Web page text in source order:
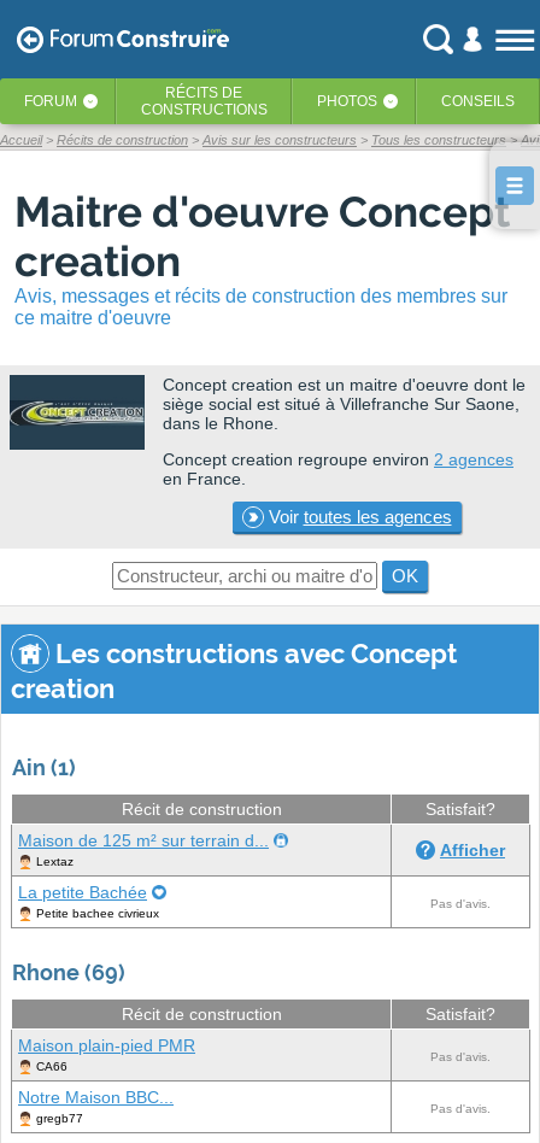
FORUM ‹ RÉCITS DE
CONSTRUCTIONS
PHOTOS ‹ CONSEILS
Accueil Récits de construction Avis sur les constructeurs Tous les constructeurs
Maitre d'oeuvre Concept
creation
Avis, messages et récits de construction des membres sur
ce maitre d'oeuvre
Concept creation est un maitre d'oeuvre dont le
siège social est situé à Villefranche Sur Saone,
dans le Rhone.
Concept creation regroupe environ 2 agences
en France.
Voir toutes les agences
OK
Les constructions avec Concept
creation
Ain (1)
Récit de construction
Satisfait?
Maison de 125 m² sur terrain d...
Lextaz
Afficher
La petite Bachée
Petite bachee civrieux
Pas d'avis.
Rhone (69)
Récit de construction
Satisfait?
Maison plain-pied PMR
CA66
Pas d'avis.
Notre Maison BBC...
gregb77
Pas d'avis.